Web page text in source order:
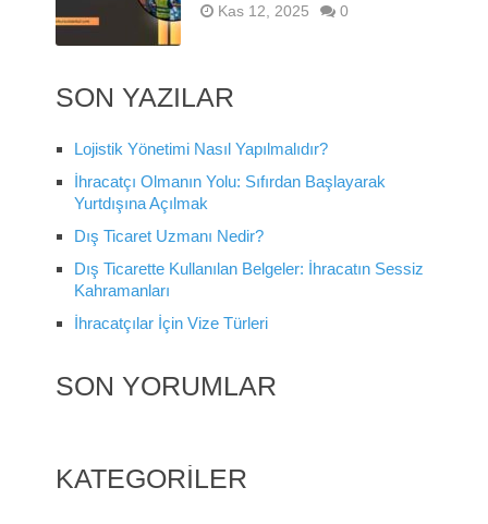
Kas 12, 2025 0
SON YAZILAR
Lojistik Yönetimi Nasıl Yapılmalıdır?
İhracatçı Olmanın Yolu: Sıfırdan Başlayarak
Yurtdışına Açılmak
Dış Ticaret Uzmanı Nedir?
Dış Ticarette Kullanılan Belgeler: İhracatın Sessiz
Kahramanları
İhracatçılar İçin Vize Türleri
SON YORUMLAR
KATEGORILER